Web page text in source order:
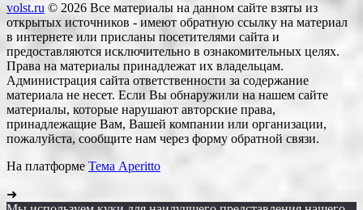
volst.ru © 2026 Все материалы на данном сайте взяты из
открытых источников - имеют обратную ссылку на материал
в интернете или присланы посетителями сайта и
предоставляются исключительно в ознакомительных целях.
Права на материалы принадлежат их владельцам.
Администрация сайта ответственности за содержание
материала не несет. Если Вы обнаружили на нашем сайте
материалы, которые нарушают авторские права,
принадлежащие Вам, Вашей компании или организации,
пожалуйста, сообщите нам через форму обратной связи.
На платформе Тема Aperitto
➜